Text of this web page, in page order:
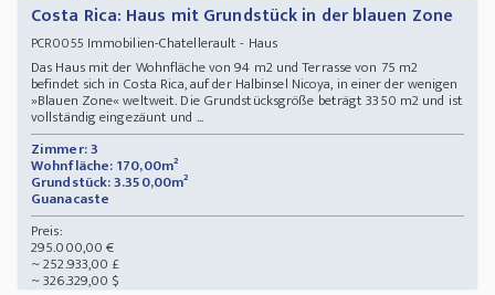
Costa Rica: Haus mit Grundstück in der blauen Zone
PCR0055 Immobilien-Chatellerault - Haus
Das Haus mit der Wohnfläche von 94 m2 und Terrasse von 75 m2
befindet sich in Costa Rica, auf der Halbinsel Nicoya, in einer der wenigen
»Blauen Zone« weltweit. Die Grundstücksgröße beträgt 3350 m2 und ist
vollständig eingezäunt und ...
Zimmer: 3
Wohnfläche: 170,00m²
Grundstück: 3.350,00m²
Guanacaste
Preis:
295.000,00 €
~ 252.933,00 £
~ 326.329,00 $